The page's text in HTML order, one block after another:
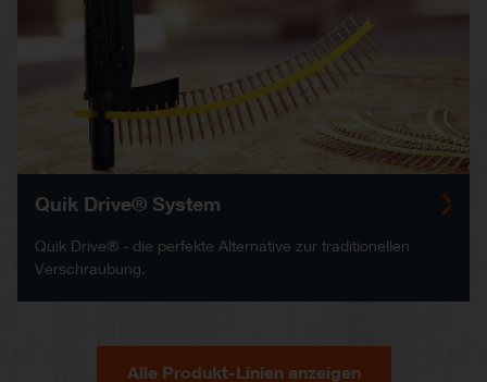
Quik Drive® System
Quik Drive® - die perfekte Alternative zur traditionellen
Verschraubung.
Alle Produkt-Linien anzeigen